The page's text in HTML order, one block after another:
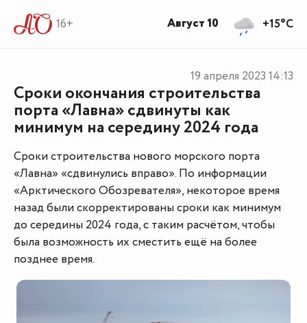
16+
Сроки окончания строительства
порта «Лавна» сдвинуты как
минимум на середину 2024 года
19 апреля 2023 14:13
Сроки строительства нового морского порта
«Лавна» «сдвинулись вправо». По информации
«Арктического Обозревателя», некоторое время
назад были скорректированы сроки как минимум
до середины 2024 года, с таким расчётом, чтобы
была возможность их сместить ещё на более
позднее время.
+15°C
Август 10